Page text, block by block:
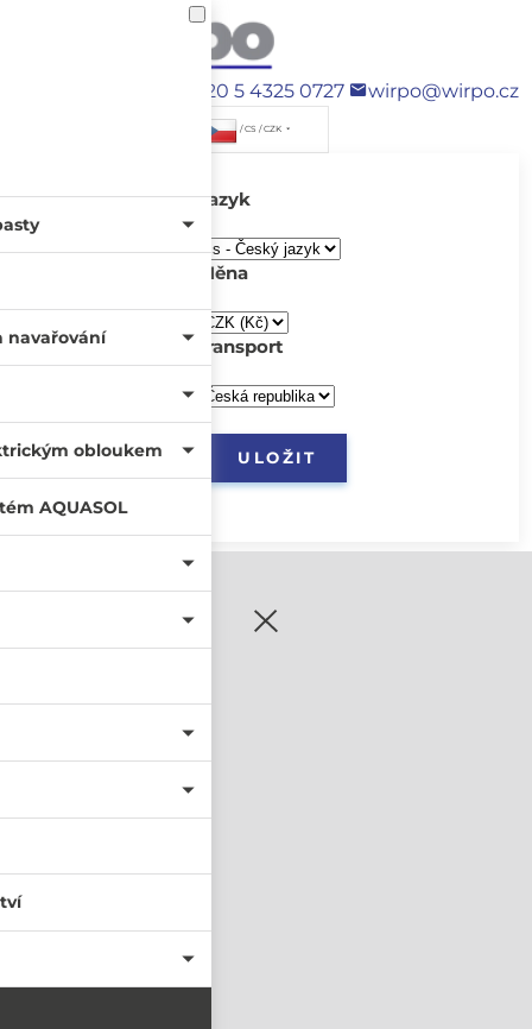
+420 5 4325 0727 wirpo@wirpo.cz
/ CS / CZK
Jazyk
Měna
transport
PŘIHLÁSIT SE
navařování
obloukem
AQUASOL